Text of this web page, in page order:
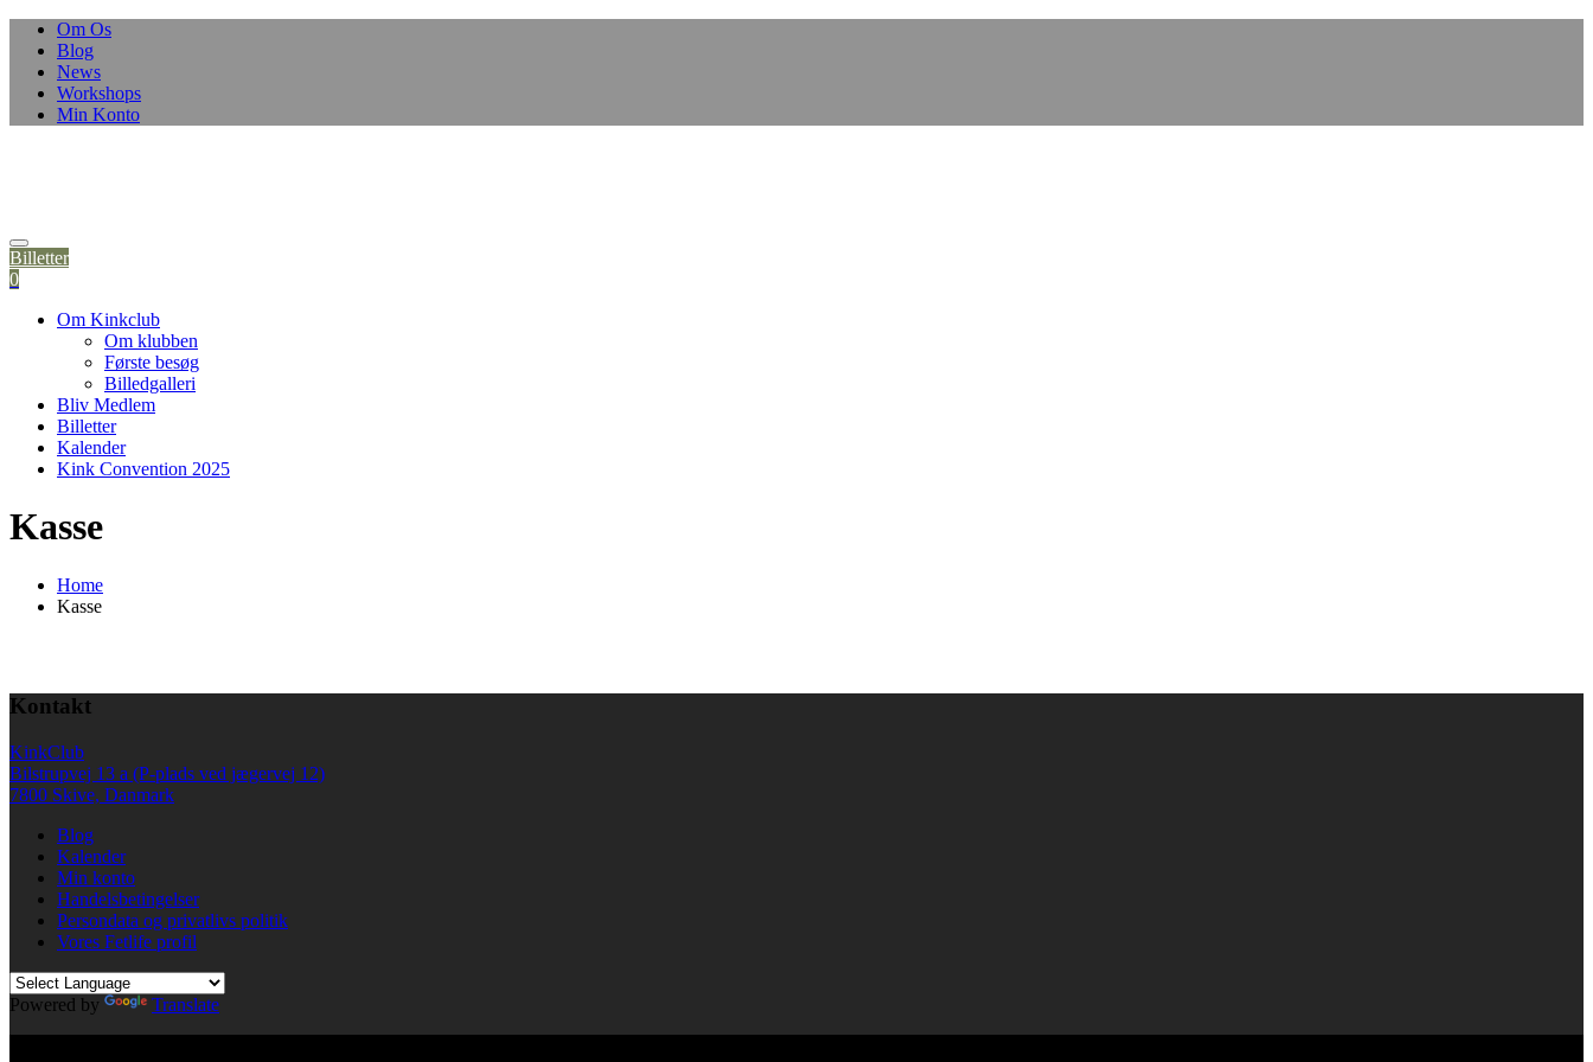
Om Os
Blog
News
Workshops
Min Konto
Billetter
0
Om Kinkclub
Om klubben
Første besøg
Billedgalleri
Bliv Medlem
Billetter
Kalender
Kink Convention 2025
Kasse
Home
Kasse
Kontakt
KinkClub
Bilstrupvej 13 a (P-plads ved jægervej 12)
7800 Skive, Danmark
Blog
Kalender
Min konto
Handelsbetingelser
Persondata og privatlivs politik
Vores Fetlife profil
Powered by
Translate